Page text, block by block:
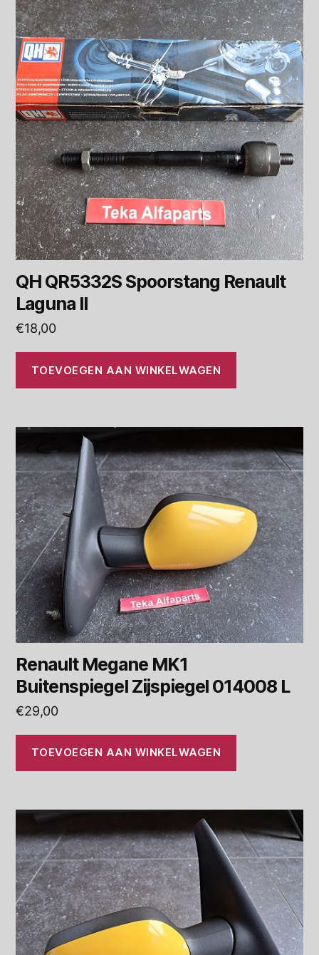
QH QR5332S Spoorstang Renault
Laguna II
€18,00
TOEVOEGEN AAN WINKELWAGEN
Renault Megane MK1
Buitenspiegel Zijspiegel 014008 L
€29,00
TOEVOEGEN AAN WINKELWAGEN